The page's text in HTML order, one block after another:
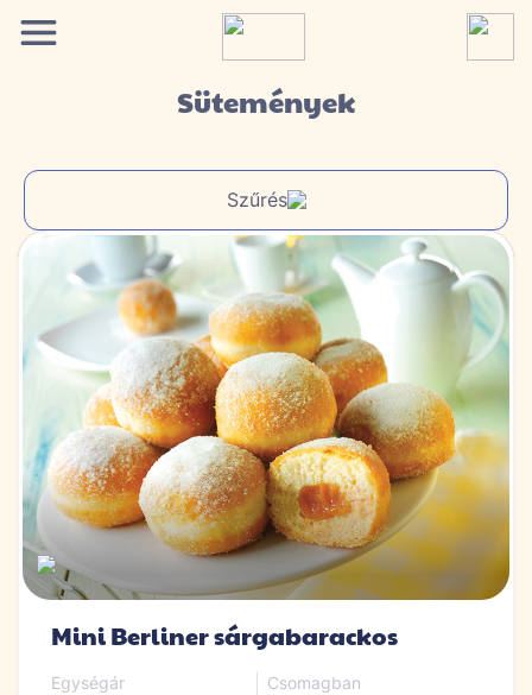
Sütemények
Szűrés
Mini Berliner sárgabarackos
Egységár
Csomagban